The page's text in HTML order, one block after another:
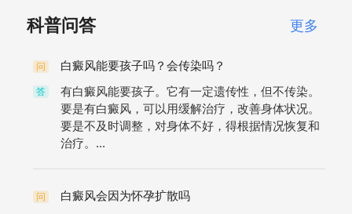
科普问答 更多
问 白癜风能要孩子吗？会传染吗？
答
有白癜风能要孩子。它有一定遗传性，但不传染。
要是有白癜风，可以用缓解治疗，改善身体状况。
要是不及时调整，对身体不好，得根据情况恢复和
治疗。...
问 白癜风会因为怀孕扩散吗